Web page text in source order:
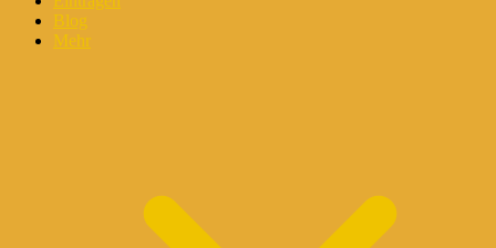
Blog
Mehr